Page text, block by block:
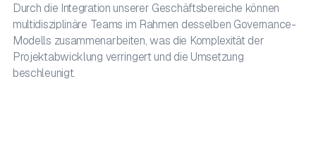
Durch die Integration unserer Geschäftsbereiche können
multidisziplinäre Teams im Rahmen desselben Governance-
Modells zusammenarbeiten, was die Komplexität der
Projektabwicklung verringert und die Umsetzung
beschleunigt.